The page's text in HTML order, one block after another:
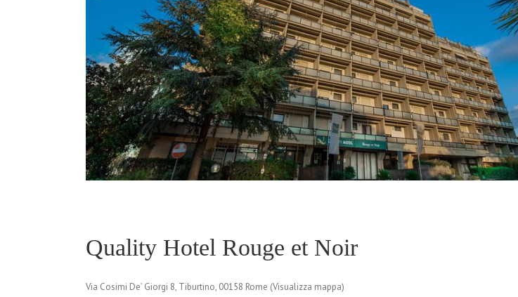
Quality Hotel Rouge et Noir
Via Cosimi De’ Giorgi 8, Tiburtino, 00158 Rome (Visualizza mappa)